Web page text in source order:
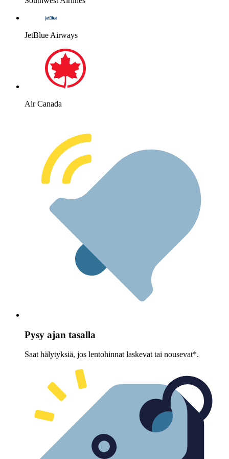
JetBlue Airways
Air Canada
Pysy ajan tasalla
Saat hälytyksiä, jos lentohinnat laskevat tai nousevat*.